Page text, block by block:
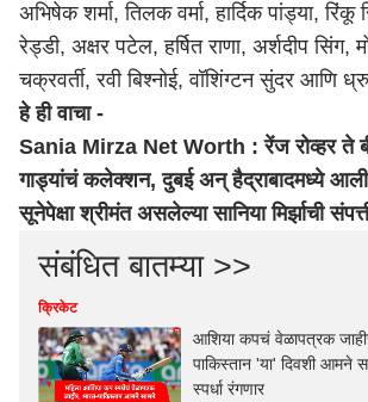
अभिषेक शर्मा, तिलक वर्मा, हार्दिक पांड्या,
रेड्डी, अक्षर पटेल, हर्षित राणा, अर्शदीप सिंग,
चक्रवर्ती, रवी बिश्नोई, वॉशिंग्टन सुंदर आणि
हे ही वाचा -
Sania Mirza Net Worth : रेंज रोव्हर ते
गाड्यांचं कलेक्शन, दुबई अन् हैद्राबादमध्ये
सूनेपेक्षा श्रीमंत असलेल्या सानिया मिर्झाची
संबंधित बातम्या >>
क्रिकेट
आशिया कपचं वेळापत्रक
पाकिस्तान 'या' दिवशी आमने
स्पर्धा रंगणार